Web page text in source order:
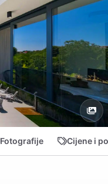
Fotografije Cijene i